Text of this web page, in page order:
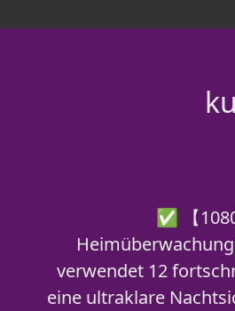
✅ 【
verwendet 12
eine ultraklare